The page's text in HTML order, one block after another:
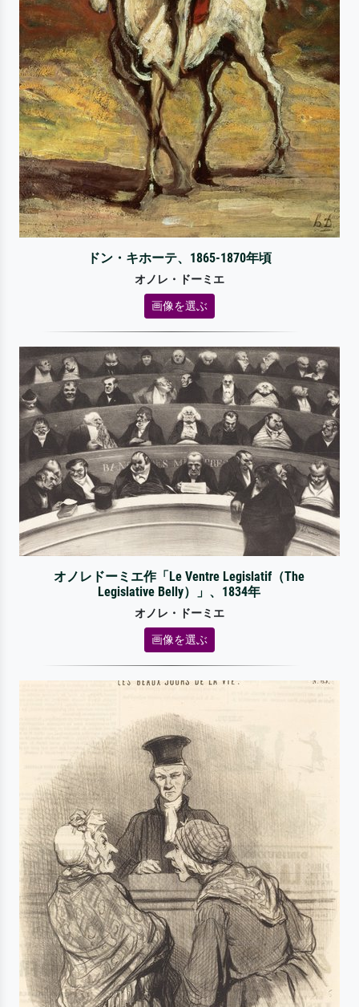
ドン・キホーテ、1865-1870年頃
オノレ・ドーミエ
画像を選ぶ
オノレドーミエ作「Le Ventre Legislatif（The
Legislative Belly）」、1834年
オノレ・ドーミエ
画像を選ぶ